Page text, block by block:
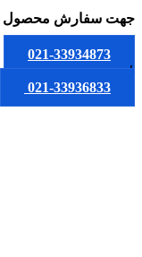
جهت سفارش محصول
021-33934873
یا
021-33936833